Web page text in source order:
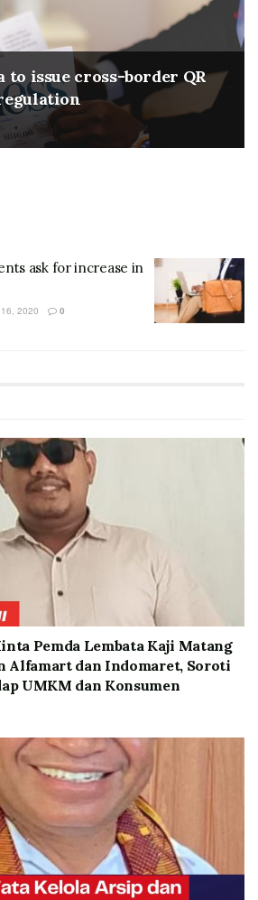
to issue cross-border QR
ask for increase in
2020 0
Pemda Lembata Kaji Matang
Alfamart dan Indomaret, Soroti
UMKM dan Konsumen